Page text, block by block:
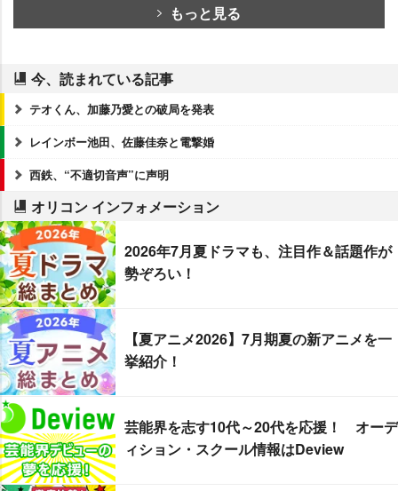
もっと見る
今、読まれている記事
テオくん、加藤乃愛との破局を発表
レインボー池田、佐藤佳奈と電撃婚
西鉄、“不適切音声”に声明
オリコン インフォメーション
2026年7月夏ドラマも、注目作＆話題作が
勢ぞろい！
【夏アニメ2026】7月期夏の新アニメを一
挙紹介！
芸能界を志す10代～20代を応援！ オーデ
ィション・スクール情報はDeview